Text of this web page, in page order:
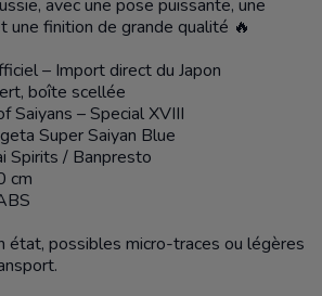
avec une pose puissante, une
une finition de grande qualité 🔥
– Import direct du Japon
boîte scellée
Saiyans – Special XVIII
Super Saiyan Blue
Spirits / Banpresto
cm
possibles micro-traces ou légères